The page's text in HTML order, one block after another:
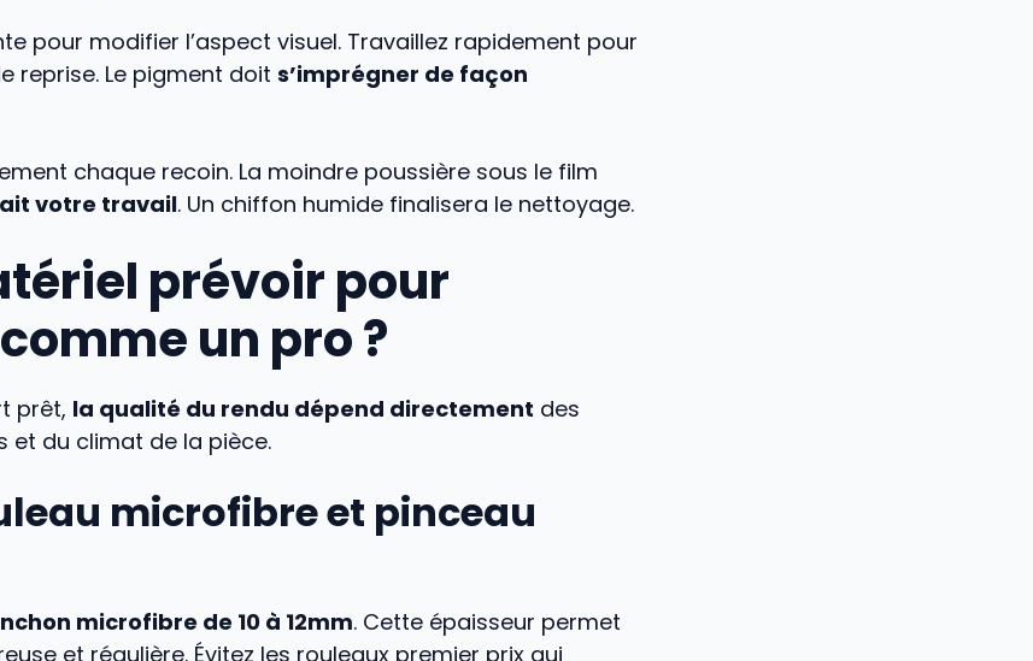
pour modifier l’aspect visuel. Travaillez rapidement pour
reprise. Le pigment doit s’imprégner de façon
chaque recoin. La moindre poussière sous le film
votre travail. Un chiffon humide finalisera le nettoyage.
prévoir pour
un pro ?
prêt, la qualité du rendu dépend directement des
et du climat de la pièce.
microfibre et pinceau
microfibre de 10 à 12mm. Cette épaisseur permet
et régulière. Évitez les rouleaux premier prix qui